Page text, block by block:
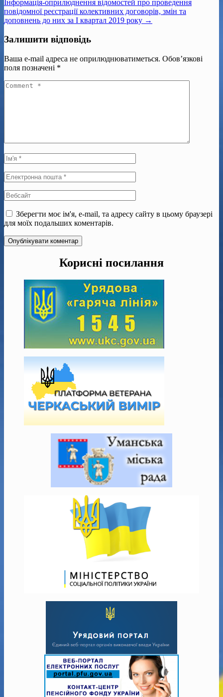
Інформація-оприлюднення відомостей про проведення
повідомної реєстрації колективних договорів, змін та
доповнень до них за І квартал 2019 року →
Залишити відповідь
Ваша e-mail адреса не оприлюднюватиметься. Обов’язкові
поля позначені *
Зберегти моє ім'я, e-mail, та адресу сайту в цьому браузері
для моїх подальших коментарів.
Корисні посилання